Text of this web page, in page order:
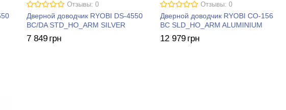
Отзывы: 0
Дверной доводчик RYOBI DS-4550
BC/DA STD_HO_ARM SILVER
7 849 грн
Отзывы: 0
Дверной доводчик RYOBI CO-156
BC SLD_HO_ARM ALUMINIUM
12 979 грн